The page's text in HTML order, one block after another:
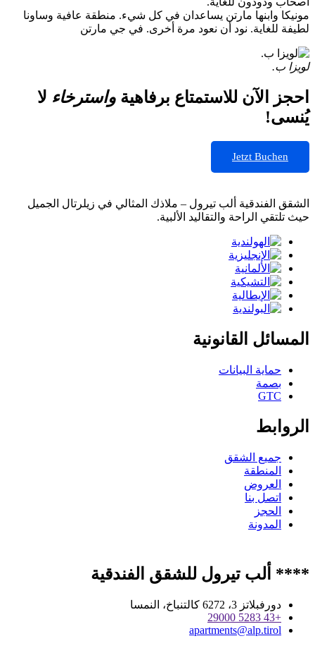
مونيكا وابنها مارتن يساعدان في كل شيء. منطقة عافية وساونا
لطيفة للغاية. نود أن نعود مرة أخرى. في جي مارتن
لويزا ب.
احجز الآن للاستمتاع برفاهية واسترخاء لا
يُنسى!
Jetzt Buchen
الشقق الفندقية ألب تيرول – ملاذك المثالي في زيلرتال الجميل
حيث تلتقي الراحة والتقاليد الألبية.
المسائل القانونية
حماية البيانات
بصمة
GTC
الروابط
جميع الشقق
المنطقة
العروض
اتصل بنا
الحجز
المدونة
**** ألب تيرول للشقق الفندقية
دورفبلاتز 3، 6272 كالتنباخ، النمسا
+43 5283 29000
apartments@alp.tirol